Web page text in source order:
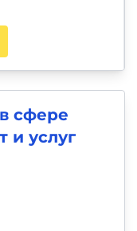
сфере
и услуг